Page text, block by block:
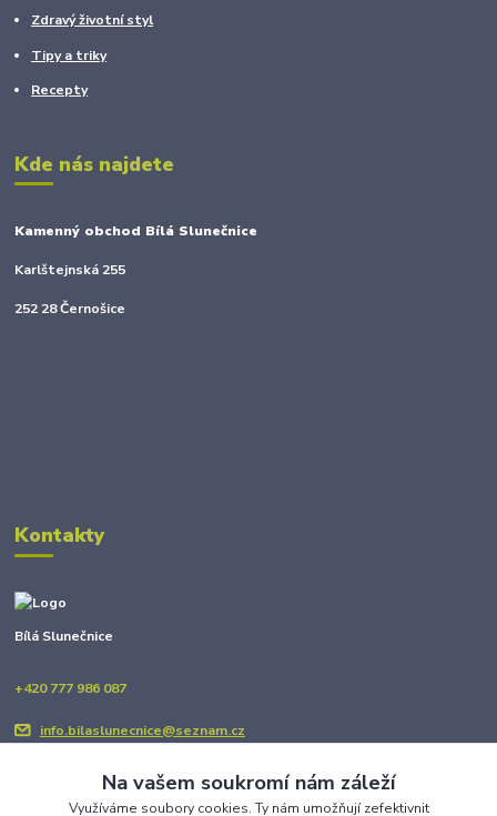
Zdravý životní styl
Tipy a triky
Recepty
Kde nás najdete
Kamenný obchod Bílá Slunečnice
Karlštejnská 255
252 28 Černošice
Kontakty
Bílá Slunečnice
+420 777 986 087
info.bilaslunecnice@seznam.cz
Na vašem soukromí nám záleží
Využíváme soubory cookies. Ty nám umožňují zefektivnit